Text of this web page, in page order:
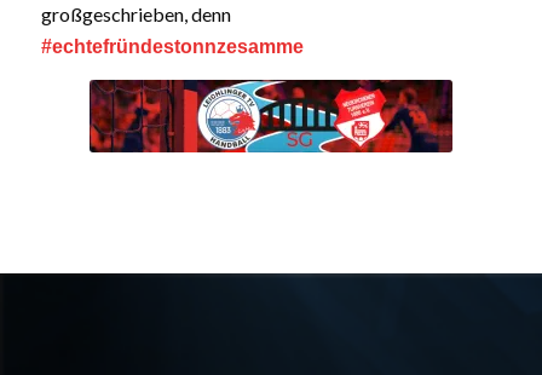
großgeschrieben, denn
#echtefründestonnzesamme